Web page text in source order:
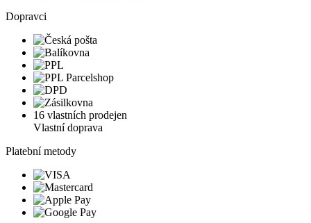
Dopravci
16 vlastních prodejen
Vlastní doprava
Platební metody